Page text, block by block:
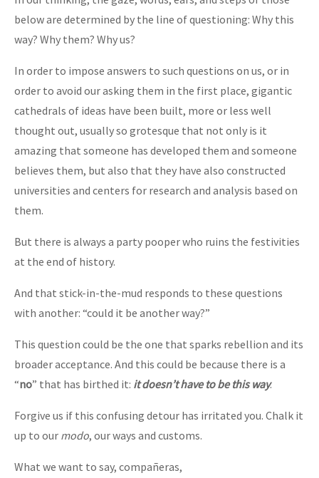
below are determined by the line of questioning: Why this
way? Why them? Why us?
In order to impose answers to such questions on us, or in
order to avoid our asking them in the first place, gigantic
cathedrals of ideas have been built, more or less well
thought out, usually so grotesque that not only is it
amazing that someone has developed them and someone
believes them, but also that they have also constructed
universities and centers for research and analysis based on
them.
But there is always a party pooper who ruins the festivities
at the end of history.
And that stick-in-the-mud responds to these questions
with another: “could it be another way?”
This question could be the one that sparks rebellion and its
broader acceptance. And this could be because there is a
“no” that has birthed it: it doesn’t have to be this way.
Forgive us if this confusing detour has irritated you. Chalk it
up to our modo, our ways and customs.
What we want to say, compañeras,